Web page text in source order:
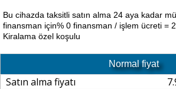
Bu cihazda taksitli satın alma 24 aya kadar
finansman için% 0 finansman / işlem ücreti =
Kiralama özel koşulu
Normal fiyat
Satın alma fiyatı